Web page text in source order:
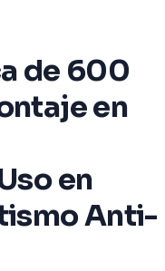
de 600
en
en
Anti-